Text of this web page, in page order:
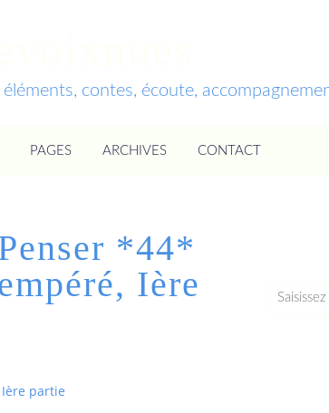
contes, écoute,
PAGES ARCHIVES CONTACT
*44*
Ière
partie